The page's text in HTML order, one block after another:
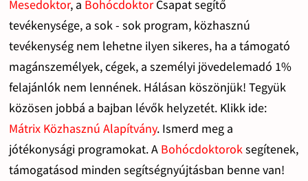
Mesedoktor, a BohócdoktorCsapat segítő
tevékenysége, a sok - sok program, közhasznú
tevékenység nem lehetne ilyen sikeres, ha a támogató
magánszemélyek, cégek, a személyi jövedelemadó 1%
felajánlók nem lennének. Hálásan köszönjük! Tegyük
közösen jobbá a bajban lévők helyzetét. Klikk ide:
Mátrix Közhasznú Alapítvány. Ismerd meg a
jótékonysági programokat. A Bohócdoktorok segítenek,
támogatásod minden segítségnyújtásban benne van!